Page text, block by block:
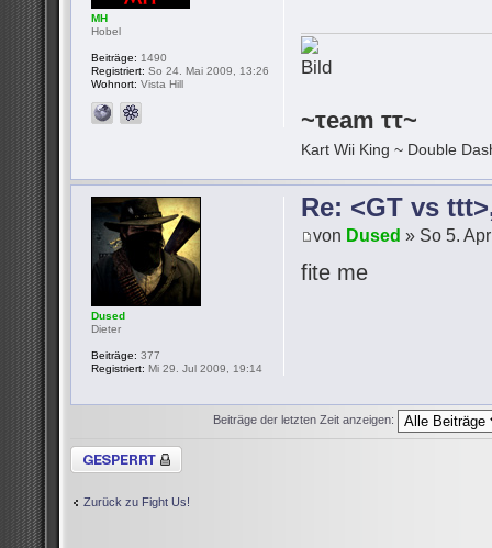
~τeam ττ~
Kart Wii King ~ Double
MH
Hobel
Beiträge: 1490
Registriert: So 24. Mai 2009, 13:26
Wohnort: Vista Hill
Re: <GT vs
von Dused » So 5.
fite me
Dused
Dieter
Beiträge: 377
Registriert: Mi 29. Jul 2009, 19:14
Beiträge der letzten Zeit anzeigen:
Thema gesperrt
Zurück zu Fight Us!